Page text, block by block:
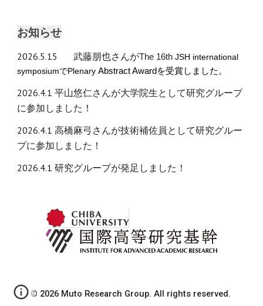
お知らせ
2026.5.15 武藤朋也さんがThe 16thJSH international
symposiumでPlenaryAbstract Awardを受賞しました。
2026.4.1 平山悠仁さんが大学院生として研究グループ
に参加しました！
2026.4.1 高橋麻弓 さんが技術補佐員 として研究グルー
プに参加しました！
2026.4.1 研究グループが発足しました！
© 2026 Muto Research Group. All rights reserved.